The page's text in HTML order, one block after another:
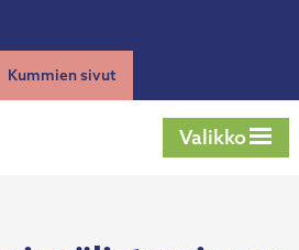
Valikko
Kummien sivut